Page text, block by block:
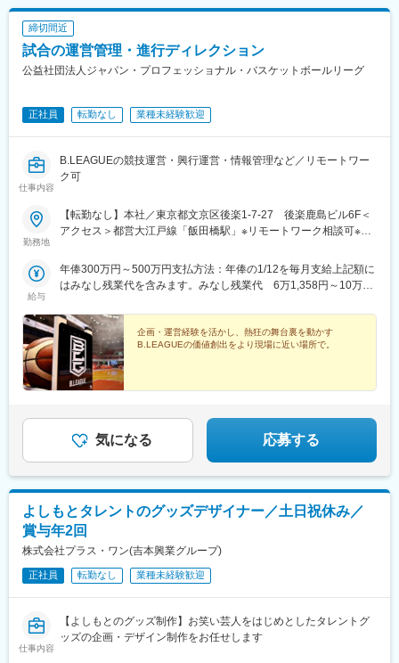
締切間近
試合の運営管理・進行ディレクション
公益社団法人ジャパン・プロフェッショナル・バスケットボールリーグ
正社員 転勤なし 業種未経験歓迎
仕事内容
B.LEAGUEの競技運営・興行運営・情報管理など／リモートワー
ク可
勤務地
【転勤なし】本社／東京都文京区後楽1-7-27 後楽鹿島ビル6F＜
アクセス＞都営大江戸線「飯田橋駅」※リモートワーク相談可※受
給与
年俸300万円～500万円支払方法：年俸の1/12を毎月支給上記額に
はみなし残業代を含みます。みなし残業代 6万1,358円～10万
ます。法定内残業代：2万6,949円～4万4,915円法定外残業代：3
万4,409円～5万7,348円みなし残業代は法定内残業1日当たり1時
間、法定外残業20時間を合算したものとなります。※試用期間は3
カ月で、条件に変更はありません。
企画・運営経験を活かし、熱狂の舞台裏を動かす
B.LEAGUEの価値創出をより現場に近い場所で。
気になる 応募する
よしもとタレントのグッズデザイナー／土日祝休み／
賞与年2回
株式会社プラス・ワン(吉本興業グループ)
正社員 転勤なし 業種未経験歓迎
仕事内容
【よしもとのグッズ制作】お笑い芸人をはじめとしたタレントグ
ッズの企画・デザイン制作をお任せします